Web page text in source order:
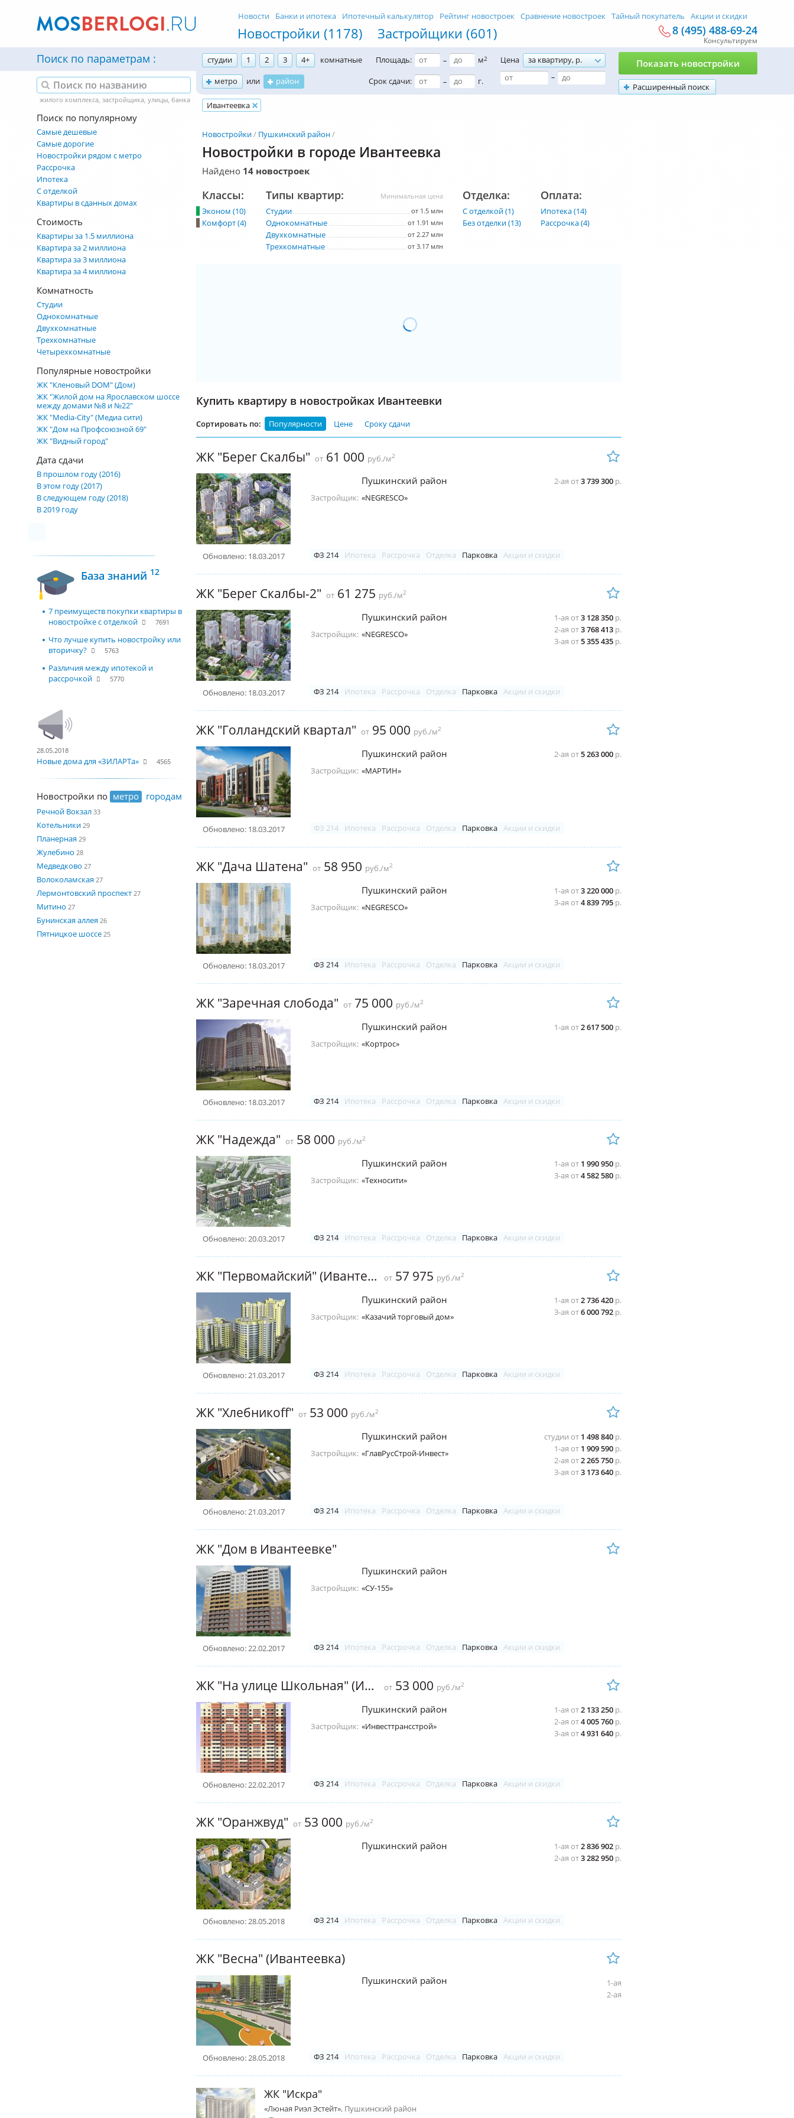
Новостройки (1178) Застройщики (601)
Новости Банки и ипотека Ипотечный калькулятор Рейтинг новостроек Сравнение новостроек Тайный покупатель Акции и скидки
8 (495) 488-69-24
Консультируем
Поиск по параметрам студии 1 2 3 4+
комнатные
метро
или район
Площадь: – м2
Срок сдачи: – г.
Цена
за квартиру, р.
–
Расширенный поиск
Показать новостройки
Ивантеевка
Поиск по популярному
Самые дешевые
Самые дорогие
Новостройки рядом с метро
Рассрочка
Ипотека
С отделкой
Квартиры в сданных домах
Стоимость
Квартиры за 1.5 миллиона
Квартира за 2 миллиона
Квартира за 3 миллиона
Квартира за 4 миллиона
Комнатность
Студии
Однокомнатные
Двухкомнатные
Трехкомнатные
Четырехкомнатные
Популярные новостройки
ЖК "Кленовый DOM" (Дом)
ЖК "Жилой дом на Ярославском шоссе
между домами №8 и №22"
ЖК "Media-City" (Медиа сити)
ЖК "Дом на Профсоюзной 69"
ЖК "Видный город"
Дата сдачи
В прошлом году (2016)
В этом году (2017)
В следующем году (2018)
В 2019 году
База знаний 12
7 преимуществ покупки квартиры в
новостройке с отделкой
7691
Что лучше купить новостройку или
вторичку?
5763
Различия между ипотекой и
рассрочкой
5770
28.05.2018
Новые дома для «ЗИЛАРТа» 4565
Новостройки по метро городам
Речной Вокзал 33
Котельники 29
Планерная 29
Жулебино 28
Медведково 27
Волоколамская 27
Лермонтовский проспект 27
Митино 27
Бунинская аллея 26
Пятницкое шоссе 25
Новостройки Пушкинский район
Новостройки в городе Ивантеевка
Найдено 14 новостроек
Классы:
Эконом (10)
Комфорт (4)
Минимальная цена
Типы квартир:
Студии от 1.5 млн
Однокомнатные от 1.91 млн
Двухкомнатные от 2.27 млн
Трехкомнатные от 3.17 млн
Отделка:
С отделкой (1)
Без отделки (13)
Оплата:
Ипотека (14)
Рассрочка (4)
Купить квартиру в новостройках Ивантеевки
Сортировать по: Популярности Цене Сроку сдачи
ЖК "Берег Скалбы" от 61 000 руб./м2
Обновлено: 18.03.2017
2-ая от3 739 300 р.
Пушкинский район
Застройщик: «NEGRESCO»
ФЗ 214 Ипотека Рассрочка Отделка Парковка Акции и скидки
ЖК "Берег Скалбы-2" от 61 275 руб./м2
Обновлено: 18.03.2017
1-ая от3 128 350 р.
2-ая от3 768 413 р.
3-ая от5 355 435 р.
Пушкинский район
Застройщик: «NEGRESCO»
ФЗ 214 Ипотека Рассрочка Отделка Парковка Акции и скидки
ЖК "Голландский квартал" от 95 000 руб./м2
Обновлено: 18.03.2017
2-ая от5 263 000 р.
Пушкинский район
Застройщик: «МАРТИН»
ФЗ 214 Ипотека Рассрочка Отделка Парковка Акции и скидки
ЖК "Дача Шатена" от 58 950 руб./м2
Обновлено: 18.03.2017
1-ая от3 220 000 р.
3-ая от4 839 795 р.
Пушкинский район
Застройщик: «NEGRESCO»
ФЗ 214 Ипотека Рассрочка Отделка Парковка Акции и скидки
ЖК "Заречная слобода" от 75 000 руб./м2
Обновлено: 18.03.2017
1-ая от2 617 500 р.
Пушкинский район
Застройщик: «Кортрос»
ФЗ 214 Ипотека Рассрочка Отделка Парковка Акции и скидки
ЖК "Надежда" от 58 000 руб./м2
Обновлено: 20.03.2017
1-ая от 1 990 950 р.
3-ая от4 582 580 р.
Пушкинский район
Застройщик: «Техносити»
ФЗ 214 Ипотека Рассрочка Отделка Парковка Акции и скидки
ЖК "Первомайский" (Ивантеевка) от 57 975 руб./м2
Обновлено: 21.03.2017
1-ая от2 736 420 р.
3-ая от6 000 792 р.
Пушкинский район
Застройщик: «Казачий торговый дом»
ФЗ 214 Ипотека Рассрочка Отделка Парковка Акции и скидки
ЖК "Хлебникоff" от 53 000 руб./м2
Обновлено: 21.03.2017
студии от 1 498 840 р.
1-ая от 1 909 590 р.
2-ая от2 265 750 р.
3-ая от3 173 640 р.
Пушкинский район
Застройщик: «ГлавРусСтрой-Инвест»
ФЗ 214 Ипотека Рассрочка Отделка Парковка Акции и скидки
ЖК "Дом в Ивантеевке"
Обновлено: 22.02.2017
Пушкинский район
Застройщик: «СУ-155»
ФЗ 214 Ипотека Рассрочка Отделка Парковка Акции и скидки
ЖК "На улице Школьная" (Ивантеевка) от 53 000 руб./м2
Обновлено: 22.02.2017
1-ая от2 133 250 р.
2-ая от4 005 760 р.
3-ая от4 931 640 р.
Пушкинский район
Застройщик: «Инвесттрансстрой»
ФЗ 214 Ипотека Рассрочка Отделка Парковка Акции и скидки
ЖК "Оранжвуд" от 53 000 руб./м2
Обновлено: 28.05.2018
1-ая от2 836 902 р.
2-ая от3 282 950 р.
Пушкинский район
ФЗ 214 Ипотека Рассрочка Отделка Парковка Акции и скидки
ЖК "Весна" (Ивантеевка)
Обновлено: 28.05.2018
1-ая
2-ая
Пушкинский район
ФЗ 214 Ипотека Рассрочка Отделка Парковка Акции и скидки
ЖК "Искра"
«Люная Риэл Эстейт», Пушкинский район